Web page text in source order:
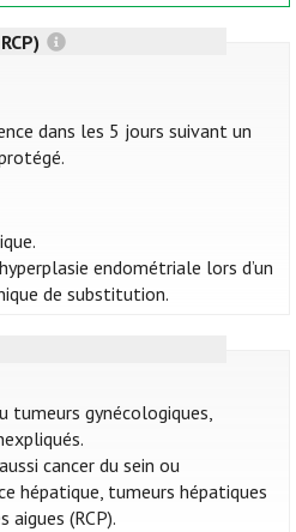
dans les 5 jours suivant un
endométriale lors d’un
de substitution.
tumeurs gynécologiques,
cancer du sein ou
hépatique, tumeurs hépatiques
(RCP).